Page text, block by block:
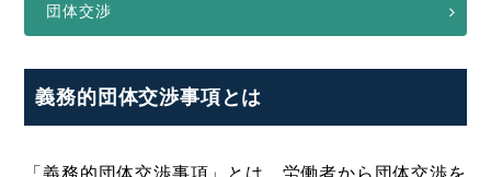
団体交渉
義務的団体交渉事項とは
「義務的団体交渉事項」とは、労働者から団体交渉を